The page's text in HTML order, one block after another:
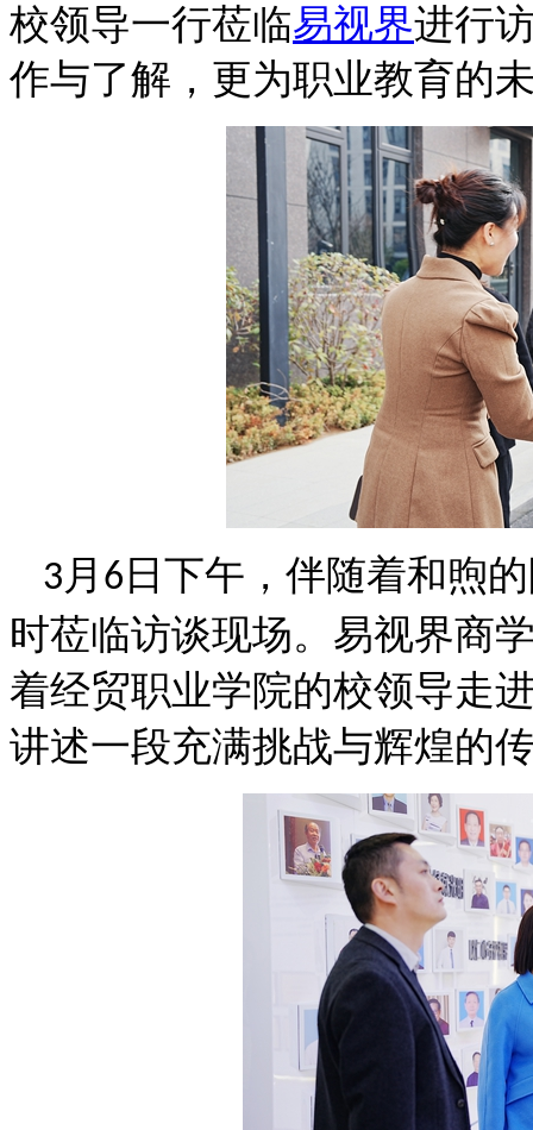
校领导一行莅临易视界进行
作与了解， 更为职业教育的
3 月 6 日下午，伴随着和煦
时莅临访谈现场。 易视界商
着经贸职业学院的校领导走
讲述一段充满挑战与辉煌的